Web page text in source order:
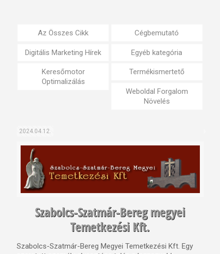
Az Összes Cikk Cégbemutató
Digitális Marketing Hírek Egyéb kategória
Keresőmotor
Optimalizálás
Termékismertető
Weboldal Forgalom
Növelés
2024.04.12.
Szabolcs-Szatmár-Bereg megyei
Temetkezési Kft.
Szabolcs-Szatmár-Bereg Megyei Temetkezési Kft. Egy